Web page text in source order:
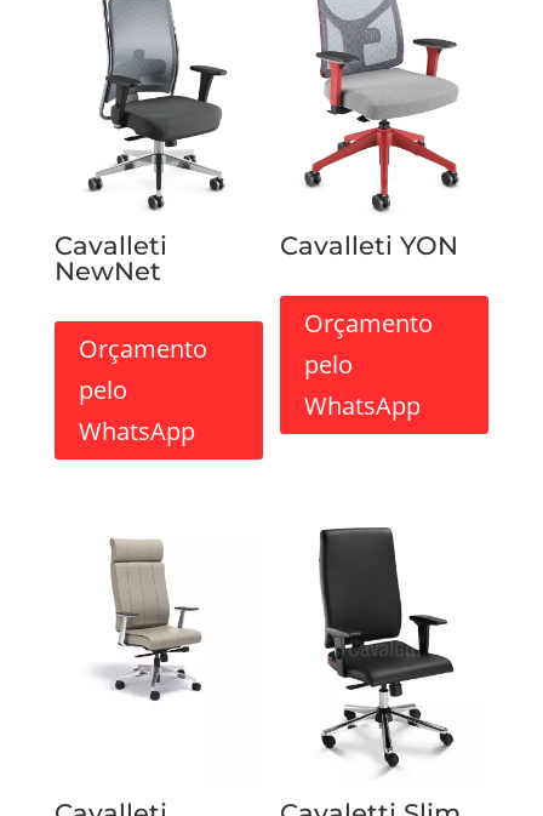
Cavalleti
NewNet
Orçamento
pelo
WhatsApp
Cavalleti YON
Orçamento
pelo
WhatsApp